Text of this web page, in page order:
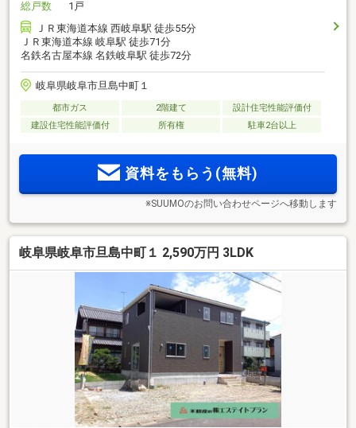
総戸数
1戸
ＪＲ東海道本線 西岐阜駅 徒歩55分
ＪＲ東海道本線 岐阜駅 徒歩71分
名鉄名古屋本線 名鉄岐阜駅 徒歩72分
岐阜県岐阜市旦島中町１
都市ガス 2階建て
設計住宅性能評価付
建設住宅性能評価付
所有権 駐車2台以上
資料をもらう(無料)
※SUUMOのお問い合わせページへ移動します
岐阜県岐阜市旦島中町１ 2,590万円 3LDK